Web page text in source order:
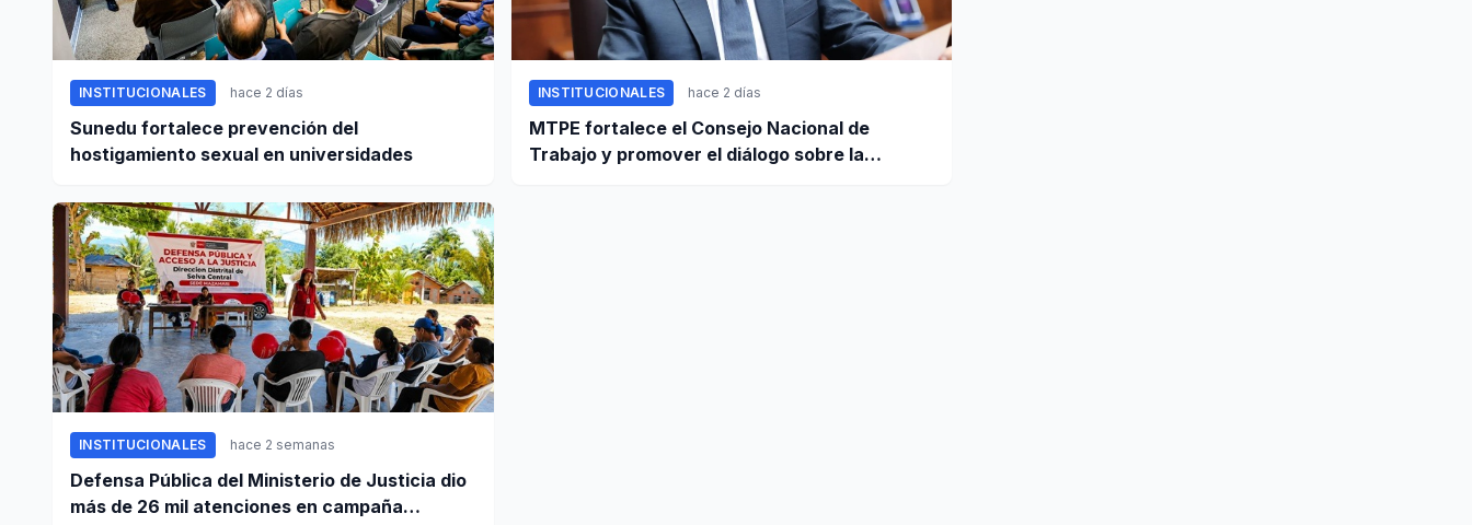
INSTITUCIONALES hace 2 días
Sunedu fortalece prevención del
hostigamiento sexual en universidades
INSTITUCIONALES hace 2 días
MTPE fortalece el Consejo Nacional de
Trabajo y promover el diálogo sobre la
INSTITUCIONALES hace 2 semanas
Defensa Pública del Ministerio de Justicia dio
más de 26 mil atenciones en campaña